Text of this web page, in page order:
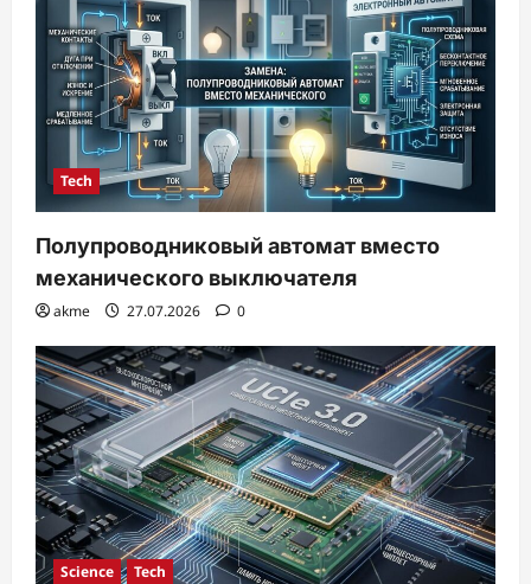
Tech
Полупроводниковый автомат вместо
механического выключателя
akme 27.07.2026 0
Science Tech